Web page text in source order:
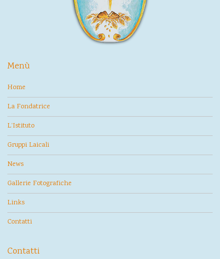
Menù
Home
La Fondatrice
L’Istituto
Gruppi Laicali
News
Gallerie Fotografiche
Links
Contatti
Contatti